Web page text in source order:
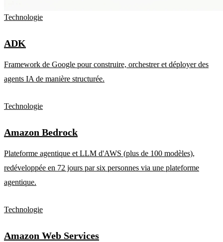
Technologie
ADK
Framework de Google pour construire, orchestrer et déployer des
agents IA de manière structurée.
Technologie
Amazon Bedrock
Plateforme agentique et LLM d'AWS (plus de 100 modèles),
redéveloppée en 72 jours par six personnes via une plateforme
agentique.
Technologie
Amazon Web Services